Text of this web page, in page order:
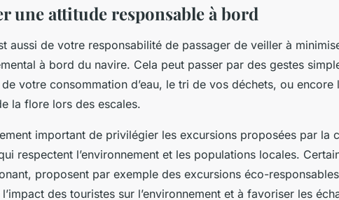
une attitude responsable à bord
aussi de votre responsabilité de passager de veiller à
à bord du navire. Cela peut passer par des gestes
votre consommation d’eau, le tri de vos déchets, ou encore
la flore lors des escales.
important de privilégier les excursions proposées par la
respectent l’environnement et les populations locales.
proposent par exemple des excursions éco-
des touristes sur l’environnement et à favoriser les